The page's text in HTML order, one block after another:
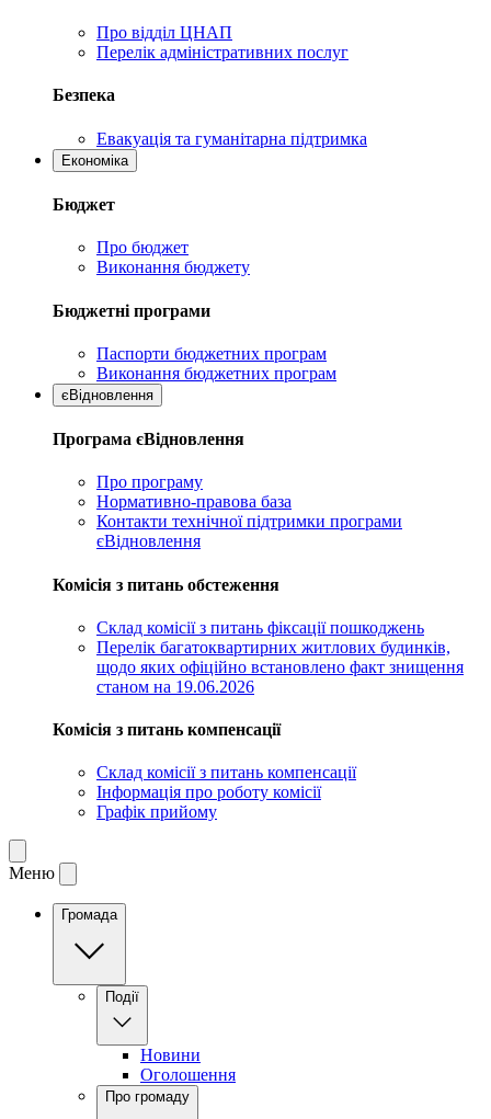
Про відділ ЦНАП
Перелік адміністративних послуг
Безпека
Евакуація та гуманітарна підтримка
Економіка
Бюджет
Про бюджет
Виконання бюджету
Бюджетні програми
Паспорти бюджетних програм
Виконання бюджетних програм
єВідновлення
Програма єВідновлення
Про програму
Нормативно-правова база
Контакти технічної підтримки програми
єВідновлення
Комісія з питань обстеження
Склад комісії з питань фіксації пошкоджень
Перелік багатоквартирних житлових будинків,
щодо яких офіційно встановлено факт знищення
станом на 19.06.2026
Комісія з питань компенсації
Склад комісії з питань компенсації
Інформація про роботу комісії
Графік прийому
Меню
Громада
Події
Новини
Оголошення
Про громаду